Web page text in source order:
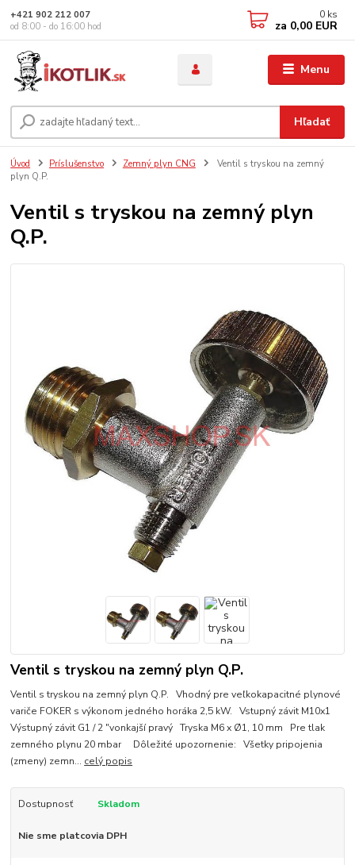
Menu
Hľadať
+421 902 212 007
od 8:00 - do 16:00 hod
0 ks
za 0,00 EUR
Úvod Príslušenstvo Zemný plyn CNG
Ventil s tryskou na zemný
plyn Q.P.
Ventil s tryskou na zemný plyn
Q.P.
Ventil s tryskou na zemný plyn Q.P.
Ventil s tryskou na zemný plyn Q.P. Vhodný pre veľkokapacitné plynové
variče FOKER s výkonom jedného horáka 2,5 kW. Vstupný závit M10x1
Výstupný závit G1 / 2 "vonkajší pravý Tryska M6 x Ø1, 10 mm Pre tlak
zemného plynu 20 mbar Dôležité upozornenie: Všetky pripojenia
(zmeny) zemn... celý popis
Dostupnosť Skladom
Nie sme platcovia DPH